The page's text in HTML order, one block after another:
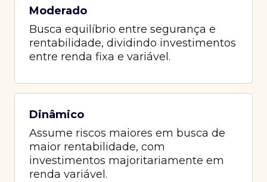
Moderado
Busca equilíbrio entre segurança e
rentabilidade, dividindo investimentos
entre renda fixa e variável.
Dinâmico
Assume riscos maiores em busca de
maior rentabilidade, com
investimentos majoritariamente em
renda variável.